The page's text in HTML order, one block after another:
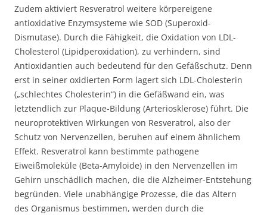
Zudem aktiviert Resveratrol weitere körpereigene
antioxidative Enzymsysteme wie SOD (Superoxid-
Dismutase). Durch die Fähigkeit, die Oxidation von LDL-
Cholesterol (Lipidperoxidation), zu verhindern, sind
Antioxidantien auch bedeutend für den Gefäßschutz. Denn
erst in seiner oxidierten Form lagert sich LDL-Cholesterin
(„schlechtes Cholesterin“) in die Gefäßwand ein, was
letztendlich zur Plaque-Bildung (Arteriosklerose) führt. Die
neuroprotektiven Wirkungen von Resveratrol, also der
Schutz von Nervenzellen, beruhen auf einem ähnlichem
Effekt. Resveratrol kann bestimmte pathogene
Eiweißmoleküle (Beta-Amyloide) in den Nervenzellen im
Gehirn unschädlich machen, die die Alzheimer-Entstehung
begründen. Viele unabhängige Prozesse, die das Altern
des Organismus bestimmen, werden durch die